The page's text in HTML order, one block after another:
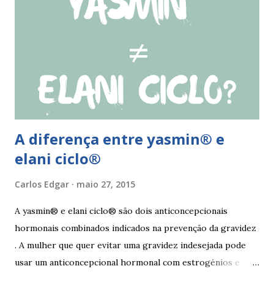
comprimido a mulher deve iniciar nova cartela ou carteira
esquecimento ocorrer entre o 25° e o 26° comprimido a
tomando os restantes. Se...
A diferença entre yasmin® e
elani ciclo®
Carlos Edgar maio 27, 2015
A yasmin® e elani ciclo® são dois anticoncepcionais
hormonais combinados indicados na prevenção da gravidez
. A mulher que quer evitar uma gravidez indesejada pode
usar um anticoncepcional hormonal com estrogénios e